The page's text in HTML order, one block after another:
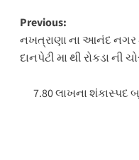
Post
navigation
Previous:
નખત્રાણા ના આનંદ નગર
દાનપેટી મા થી રોકડા ની
7.80 લાખના